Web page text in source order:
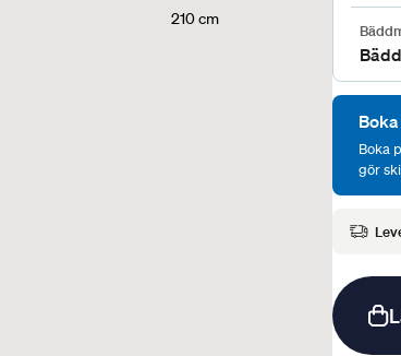
210 cm
Boka
gör